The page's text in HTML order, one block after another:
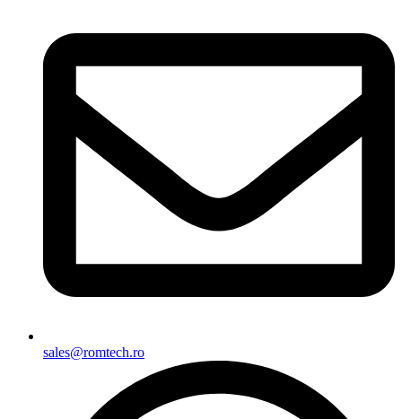
sales@romtech.ro